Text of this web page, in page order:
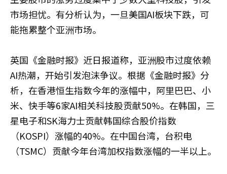
市场担忧。有分析认为，一旦美国AI板块下跌，可
能拖累整个亚洲市场。
英国《金融时报》近日报道称，亚洲股市过度依赖
AI热潮，开始引发泡沫争议。根据《金融时报》分
析，在香港恒生指数今年的涨幅中，阿里巴巴、小
米、快手等6家AI相关科技股贡献50%。在韩国，三
星电子和SK海力士贡献韩国综合股价指数
（KOSPI）涨幅的40%。在中国台湾，台积电
（TSMC）贡献今年台湾加权指数涨幅的一半以上。